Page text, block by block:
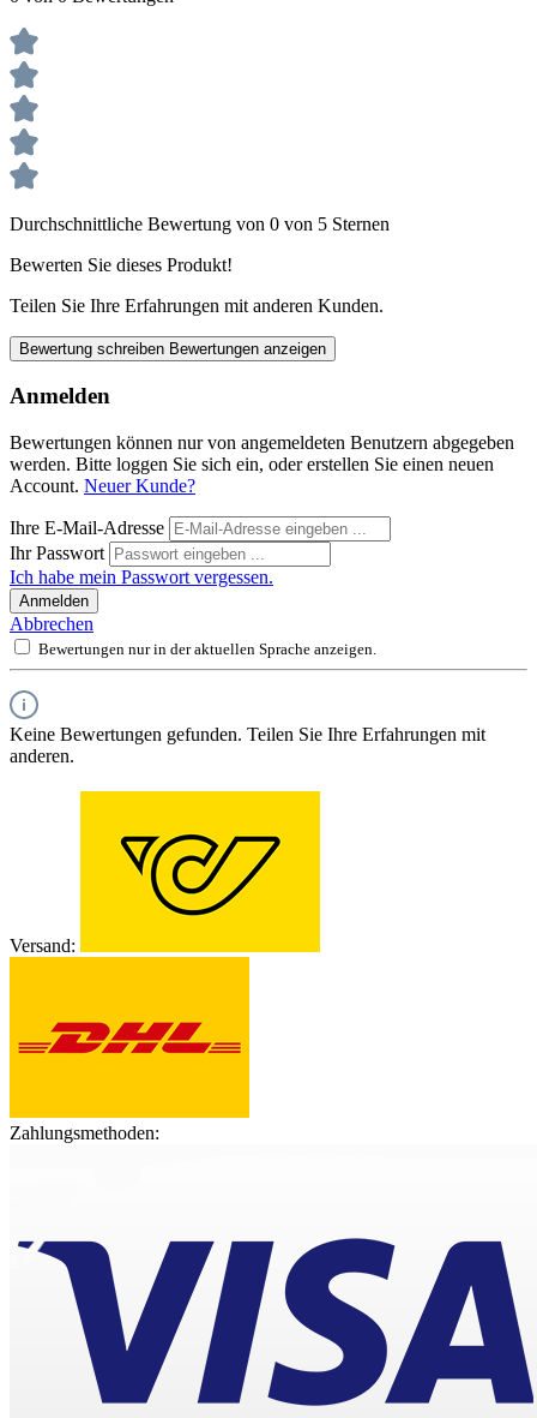
Durchschnittliche Bewertung von 0 von 5 Sternen
Bewerten Sie dieses Produkt!
Teilen Sie Ihre Erfahrungen mit anderen Kunden.
Bewertung schreiben Bewertungen anzeigen
Anmelden
Bewertungen können nur von angemeldeten Benutzern abgegeben
werden. Bitte loggen Sie sich ein, oder erstellen Sie einen neuen
Account. Neuer Kunde?
Ihre E-Mail-Adresse
Ihr Passwort
Ich habe mein Passwort vergessen.
Anmelden
Abbrechen
Bewertungen nur in der aktuellen Sprache anzeigen.
Keine Bewertungen gefunden. Teilen Sie Ihre Erfahrungen mit
anderen.
Versand:
Zahlungsmethoden: